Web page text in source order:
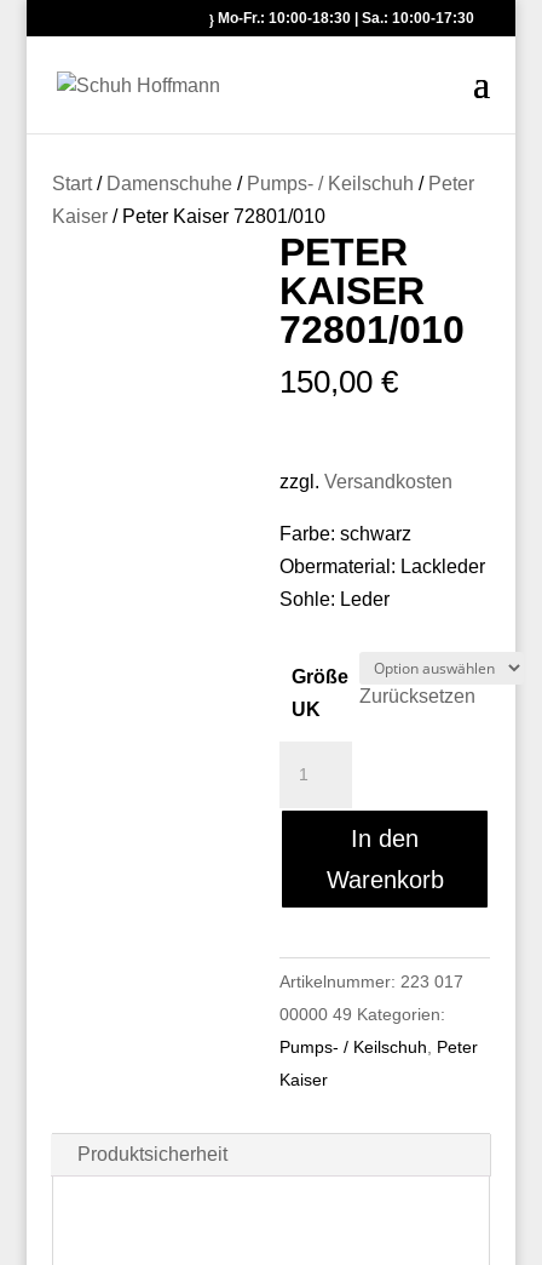
Mo-Fr.: 10:00-18:30 | Sa.: 10:00-17:30
Start/ Damenschuhe/ Pumps- / Keilschuh / Peter
Kaiser/ Peter Kaiser 72801/010
PETER
KAISER
72801/010
150,00€
zzgl.Versandkosten
Farbe: schwarz
Obermaterial: Lackleder
Sohle: Leder
Größe
UK
Zurücksetzen
In den
Warenkorb
Artikelnummer: 223 017
00000 49 Kategorien:
Pumps- / Keilschuh
Peter
Kaiser
Produktsicherheit